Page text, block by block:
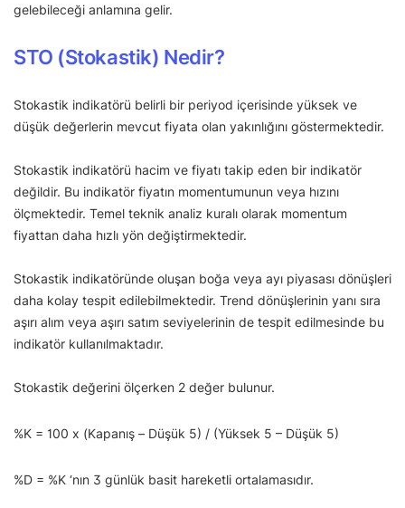
gelebileceği anlamına gelir.
STO (Stokastik) Nedir?
Stokastik indikatörü belirli bir periyod içerisinde yüksek ve
düşük değerlerin mevcut fiyata olan yakınlığını göstermektedir.
Stokastik indikatörü hacim ve fiyatı takip eden bir indikatör
değildir. Bu indikatör fiyatın momentumunun veya hızını
ölçmektedir. Temel teknik analiz kuralı olarak momentum
fiyattan daha hızlı yön değiştirmektedir.
Stokastik indikatöründe oluşan boğa veya ayı piyasası dönüşleri
daha kolay tespit edilebilmektedir. Trend dönüşlerinin yanı sıra
aşırı alım veya aşırı satım seviyelerinin de tespit edilmesinde bu
indikatör kullanılmaktadır.
Stokastik değerini ölçerken 2 değer bulunur.
%K = 100 x (Kapanış – Düşük 5) / (Yüksek 5 – Düşük 5)
%D = %K ‘nın 3 günlük basit hareketli ortalamasıdır.